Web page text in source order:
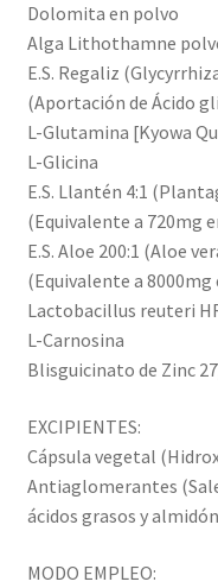
Dolomita en polvo
Alga Lithothamne
E.S. Regaliz
(Aportación de Ácido
L-Glutamina [Kyowa
L-Glicina
E.S. Llantén 4:1
(Equivalente a 720mg
E.S. Aloe 200:1 (Aloe
(Equivalente a
Lactobacillus reuteri
L-Carnosina
Blisguicinato de Zinc
EXCIPIENTES:
Cápsula vegetal
Antiaglomerantes
ácidos grasos y
MODO EMPLEO: